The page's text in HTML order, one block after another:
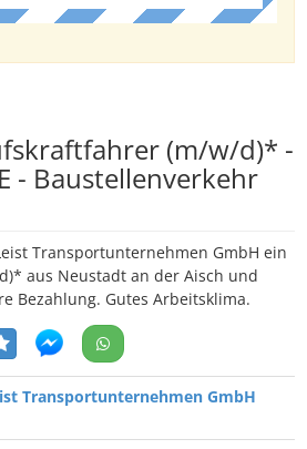
(m/w/d)* -
- Baustellenverkehr
Transportunternehmen GmbH ein
aus Neustadt an der Aisch und
Bezahlung. Gutes Arbeitsklima.
Transportunternehmen GmbH